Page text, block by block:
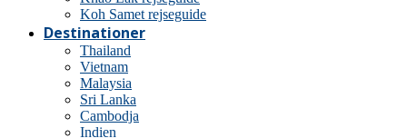
Koh Samet rejseguide
Destinationer
Thailand
Vietnam
Malaysia
Sri Lanka
Cambodja
Indien